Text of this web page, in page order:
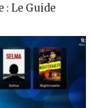
: Le Guide